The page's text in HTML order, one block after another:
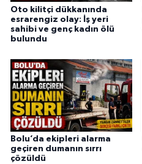
Oto kilitçi dükkanında
esrarengiz olay: İş yeri
sahibi ve genç kadın ölü
bulundu
Bolu’da ekipleri alarma
geçiren dumanın sırrı
çözüldü